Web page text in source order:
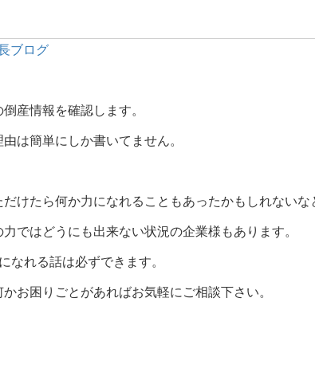
ブログ
産情報を確認します。
は簡単にしか書いてません。
けたら何か力になれることもあったかもしれないな
ではどうにも出来ない状況の企業様もあります。
なれる話は必ずできます。
お困りごとがあればお気軽にご相談下さい。